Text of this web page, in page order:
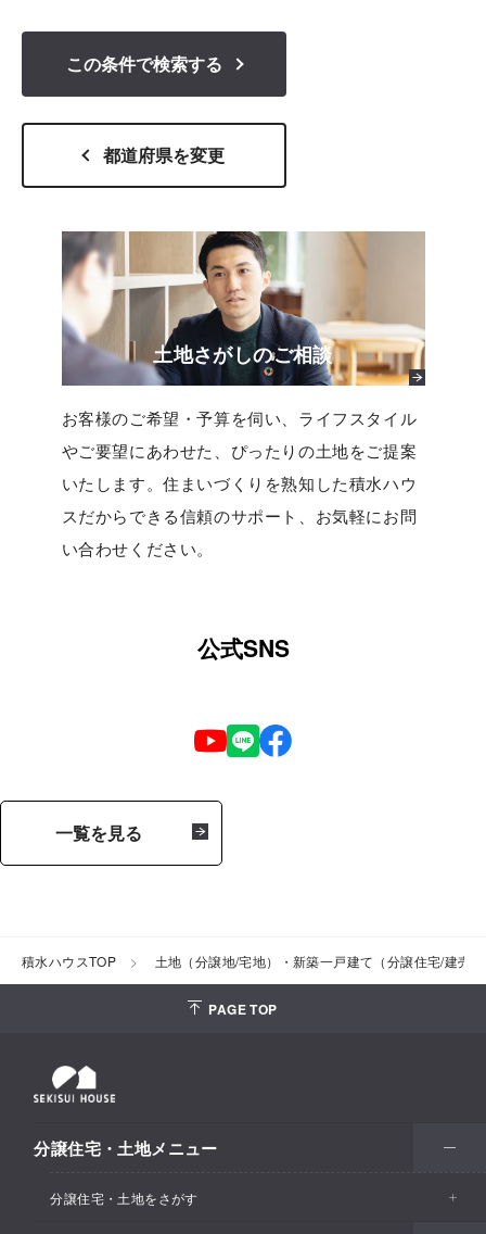
この条件で検索する
都道府県を変更
土地さがしのご相談
お客様のご希望・予算を伺い、ライフスタイル
やご要望にあわせた、ぴったりの土地をご提案
いたします。住まいづくりを熟知した積水ハウ
スだからできる信頼のサポート、お気軽にお問
い合わせください。
公式SNS
一覧を見る
積水ハウスTOP 土地（分譲地/宅地）・新築一戸建て（分譲住宅/建売
PAGE TOP
分譲住宅・土地メニュー
分譲住宅・土地をさがす